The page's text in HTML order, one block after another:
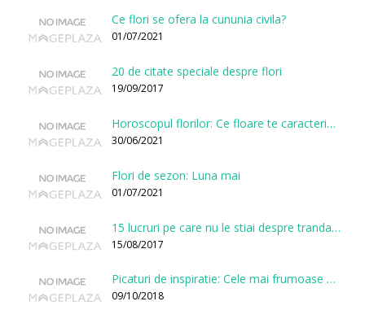
Ce flori se ofera la cununia civila?
01/07/2021
20 de citate speciale despre flori
19/09/2017
Horoscopul florilor: Ce floare te caracterizeaza in functie de ziua nasterii?
30/06/2021
Flori de sezon: Luna mai
01/07/2021
15 lucruri pe care nu le stiai despre trandafiri
15/08/2017
Picaturi de inspiratie: Cele mai frumoase citate despre flori
09/10/2018